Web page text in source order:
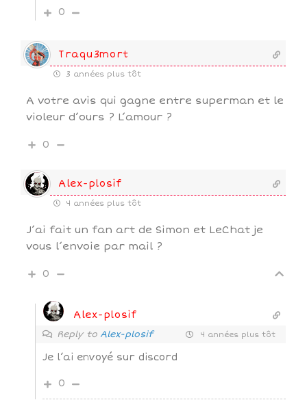
0
Traqu3mort
3 années plus tôt
A votre avis qui gagne entre superman et le
violeur d’ours ? L’amour ?
0
Alex-plosif
4 années plus tôt
J’ai fait un fan art de Simon et LeChat je
vous l’envoie par mail ?
0
Alex-plosif
Reply to Alex-plosif 4 années plus tôt
Je l’ai envoyé sur discord
0